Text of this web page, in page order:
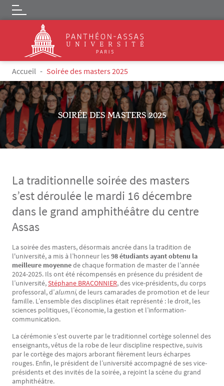
Aller au contenu principal
Logo
Fil d'Ariane
Accueil Soirée des masters 2025
SOIRÉE DES MASTERS 2025
La traditionnelle soirée des masters
s’est déroulée le mardi 16 décembre
dans le grand amphithéâtre du centre
Assas
Texte
La soirée des masters, désormais ancrée dans la tradition de
l'université, a mis à l’honneur les98 étudiants ayant obtenu la
meilleure moyennede chaque formation de master de l’année
2024-2025. Ils ont été récompensés en présence du président de
l’université,Stéphane BRACONNIER, des vice-présidents, du corps
professoral, d’alumni, de leurs camarades de promotion et de leur
famille. L’ensemble des disciplines était représenté : le droit, les
sciences politiques, l’économie, la gestion et l’information-
communication.
La cérémonie s’est ouverte par le traditionnel cortège solennel des
enseignants, vêtus de la robe de leur discipline respective, suivis
par le cortège des majors arborant fièrement leurs écharpes
rouges. Enfin, le président de l’université accompagné de ses vice-
présidents et des invités de la soirée, a rejoint la scène du grand
amphithéâtre.